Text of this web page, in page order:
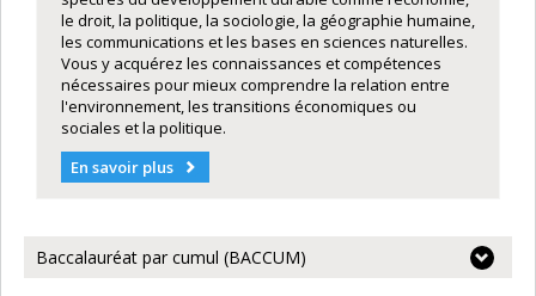
le droit, la politique, la sociologie, la géographie humaine,
les communications et les bases en sciences naturelles.
Vous y acquérez les connaissances et compétences
nécessaires pour mieux comprendre la relation entre
l'environnement, les transitions économiques ou
sociales et la politique.
En savoir plus
Baccalauréat par cumul (BACCUM)